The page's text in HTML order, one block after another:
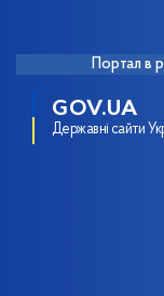
Портал в
GOV.UA
Державні сайти